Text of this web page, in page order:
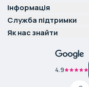
Інформація
Служба підтримки
Як нас знайти
4.9